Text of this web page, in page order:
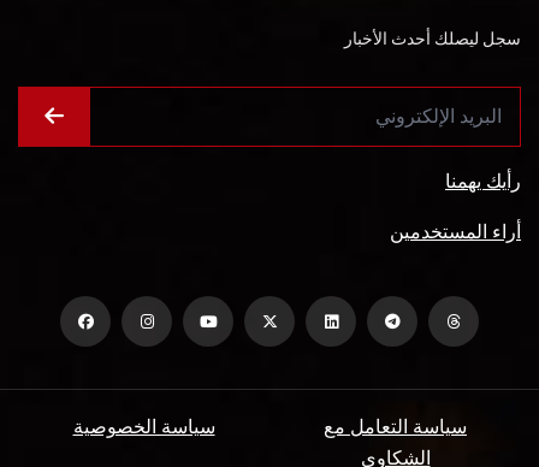
سجل ليصلك أحدث الأخبار
رأيك يهمنا
أراء المستخدمين
سياسة الخصوصية
سياسة التعامل مع
الشكاوي